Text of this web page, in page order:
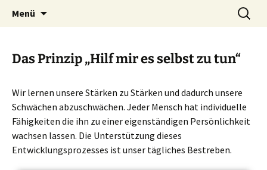
Städtische integrative
Kindertageseinrichtung
Fürberg e.V.
Menü
Suche
nach:
Das Prinzip „Hilf mir es selbst zu tun“
Wir lernen unsere Stärken zu Stärken und dadurch unsere
Schwächen abzuschwächen. Jeder Mensch hat individuelle
Fähigkeiten die ihn zu einer eigenständigen Persönlichkeit
wachsen lassen. Die Unterstützung dieses
Entwicklungsprozesses ist unser tägliches Bestreben.